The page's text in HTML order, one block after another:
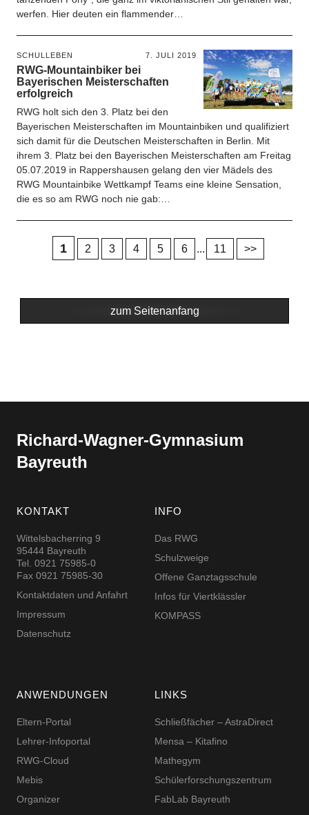
werfen. Hier deuten ein flammender…
SCHULLEBEN 7. JULI 2019
RWG-Mountainbiker bei
Bayerischen Meisterschaften
erfolgreich
RWG holt sich den 3. Platz bei den
Bayerischen Meisterschaften im Mountainbiken und qualifiziert
sich damit für die Deutschen Meisterschaften in Berlin. Mit
ihrem 3. Platz bei den Bayerischen Meisterschaften am Freitag
05.07.2019 in Rappershausen gelang den vier Mädels des
RWG Mountainbike Wettkampf Teams eine kleine Sensation,
die es so am RWG noch nie gab:…
1 2 3 4 5 6 ... 11 >>
zum Seitenanfang
Richard-​​Wagner-​​Gymnasium
Bayreuth
KONTAKT
Wittelsbacherring 9
95444 Bayreuth
Tel. 0921 75985-0
Fax 0921 75985-30
Kontaktdaten und Anfahrt
Impressum
Datenschutz
INFO
Das RWG
Schulzweige
Offene Ganztagsschule
Infos für Viertklässler
KOMPASS
ANWENDUNGEN
Eltern-Portal
Lehrer-Infoportal
RWG-Cloud
Mebis
Organizer
LINKS
Schließfächer – AstraDirect
Mensa – Kitafino
Mathegym
Schüler­for­schungs­zentrum
FabLab Bayreuth